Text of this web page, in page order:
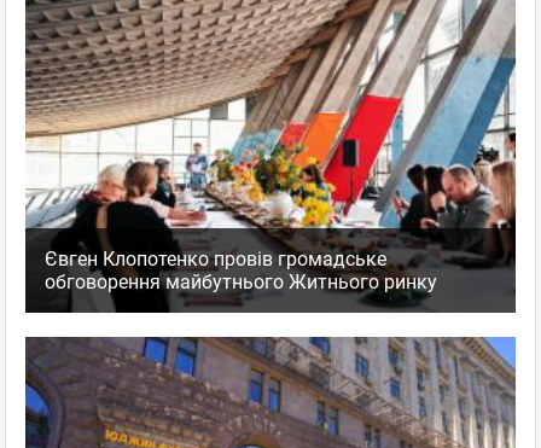
Євген Клопотенко провів громадське
обговорення майбутнього Житнього ринку